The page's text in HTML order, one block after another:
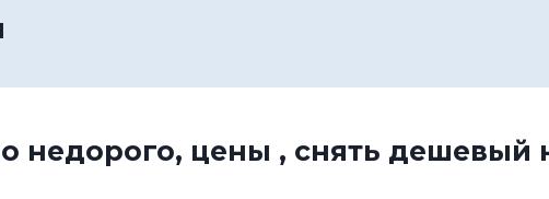
недорого, цены , снять